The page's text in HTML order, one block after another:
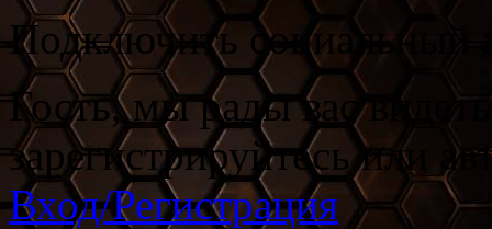
Подключить социальный
Гость, мы рады вас
зарегистрируйтесь или
Вход/Регистрация